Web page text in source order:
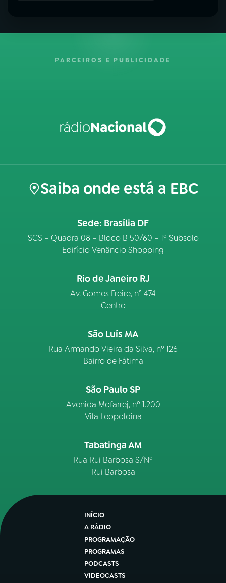
PARCEIROS E PUBLICIDADE
Saiba onde está a EBC
Sede: Brasília DF
SCS – Quadra 08 – Bloco B 50/60 – 1º Subsolo
Edifício Venâncio Shopping
Rio de Janeiro RJ
Av. Gomes Freire, n° 474
Centro
São Luís MA
Rua Armando Vieira da Silva, nº 126
Bairro de Fátima
São Paulo SP
Avenida Mofarrej, nº 1.200
Vila Leopoldina
Tabatinga AM
Rua Rui Barbosa S/Nº
Rui Barbosa
INÍCIO
A RÁDIO
PROGRAMAÇÃO
PROGRAMAS
PODCASTS
VIDEOCASTS